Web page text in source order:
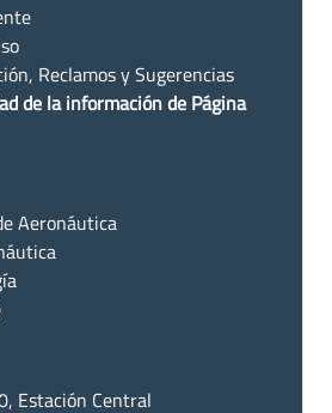
Reclamos y Sugerencias
de la información de Página
Aeronáutica
Estación Central